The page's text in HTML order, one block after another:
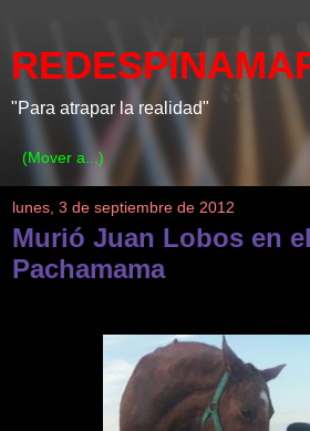
"Para atrapar la realidad"
lunes, 3 de septiembre de 2012
Murió Juan Lobos en
Pachamama